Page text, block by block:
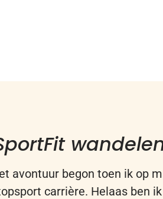
avontuur begon toen ik op
carrière. Helaas ben ik